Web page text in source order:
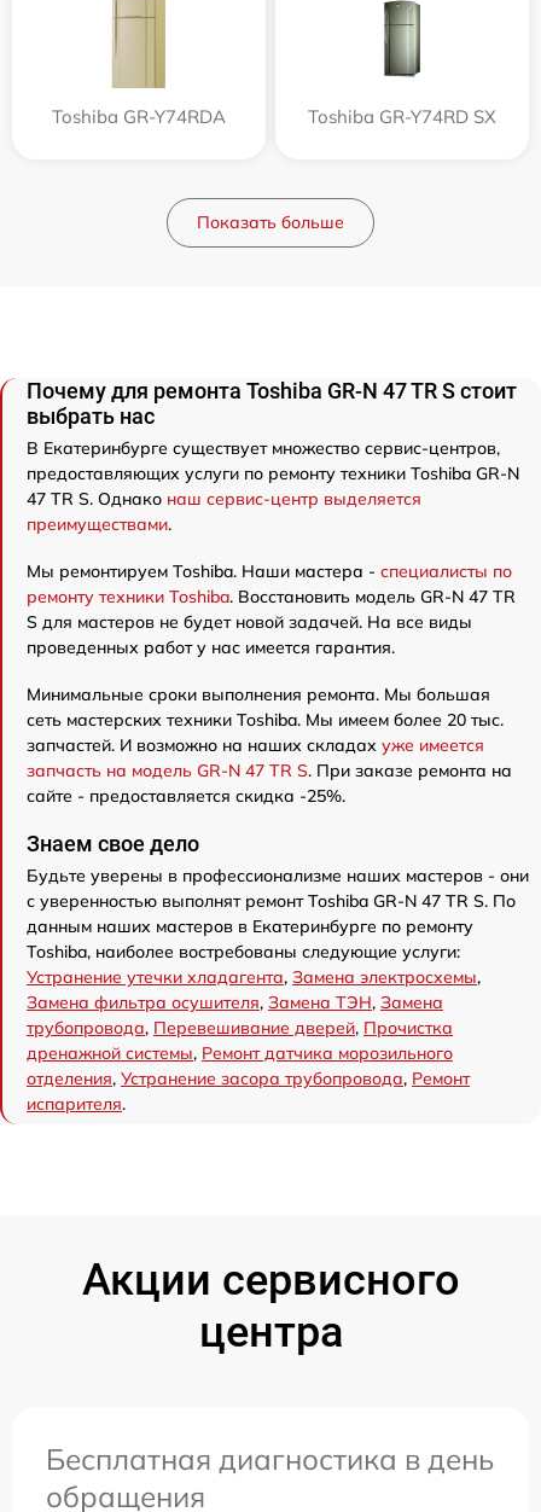
Toshiba GR-Y74RDA Toshiba GR-Y74RD SX
Показать больше
Почему для ремонта Toshiba GR-N 47 TR S стоит
выбрать нас
В Екатеринбурге существует множество сервис-центров,
предоставляющих услуги по ремонту техники Toshiba GR-N
47 TR S. Однако наш сервис-центр выделяется
преимуществами.
Мы ремонтируем Toshiba. Наши мастера - специалисты по
ремонту техники Toshiba. Восстановить модель GR-N 47 TR
S для мастеров не будет новой задачей. На все виды
проведенных работ у нас имеется гарантия.
Минимальные сроки выполнения ремонта. Мы большая
сеть мастерских техники Toshiba. Мы имеем более 20 тыс.
запчастей. И возможно на наших складах уже имеется
запчасть на модель GR-N 47 TR S. При заказе ремонта на
сайте - предоставляется скидка -25%.
Знаем свое дело
Будьте уверены в профессионализме наших мастеров - они
с уверенностью выполнят ремонт Toshiba GR-N 47 TR S. По
данным наших мастеров в Екатеринбурге по ремонту
Toshiba, наиболее востребованы следующие услуги:
Устранение утечки хладагента, Замена электросхемы,
Замена фильтра осушителя, Замена ТЭН, Замена
трубопровода, Перевешивание дверей, Прочистка
дренажной системы, Ремонт датчика морозильного
отделения, Устранение засора трубопровода, Ремонт
испарителя.
Акции сервисного
центра
Бесплатная диагностика в день
обращения